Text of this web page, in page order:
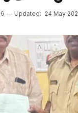
Updated: 24 May